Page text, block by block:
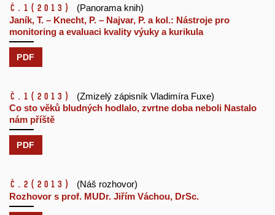
č.1 (2013)
(Panorama knih)
Janík, T. – Knecht, P. – Najvar, P. a kol.: Nástroje pro
monitoring a evaluaci kvality výuky a kurikula
PDF
č.1 (2013)
(Zmizelý zápisník Vladimíra Fuxe)
Co sto věků bludných hodlalo, zvrtne doba neboli Nastalo
nám příště
PDF
č.2 (2013)
(Náš rozhovor)
Rozhovor s prof. MUDr. Jiřím Váchou, DrSc.